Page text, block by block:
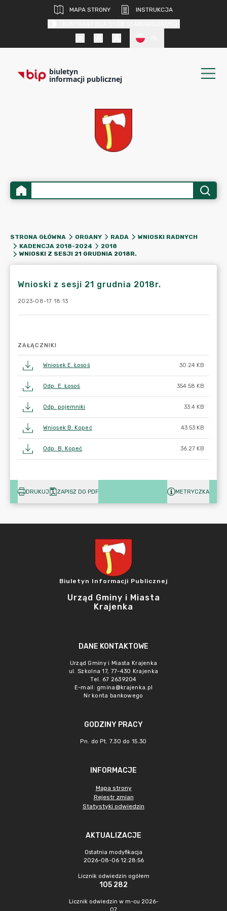
MAPA STRONY
INSTRUKCJA
biuletyn
informacji publicznej
STRONA GŁÓWNA ORGANY RADA
WNIOSKI RADNYCH
KADENCJA 2018-2024
2018
WNIOSKI Z SESJI 21 GRUDNIA 2018R.
Wnioski z sesji 21 grudnia 2018r.
2023-08-17 18:13
ZAŁĄCZNIKI
Wniosek E. Łosoś 30.24 KB
Odp. E. Łosoś 354.58 KB
Odp. pojemniki 33.4 KB
Wniosek B. Kopeć 43.53 KB
Odp. B. Kopeć 36.27 KB
DRUKUJ ZAPISZ DO PDF METRYCZKA
Biuletyn Informacji Publicznej
Urząd Gminy i Miasta
Krajenka
DANE KONTAKTOWE
Urząd Gminy i Miasta Krajenka
ul. Szkolna 17, 77-430 Krajenka
Tel. 67 2639204
E-mail: gmina@krajenka.pl
Nr konta bankowego
GODZINY PRACY
Pn. do Pt. 7.30 do 15.30
INFORMACJE
Mapa strony
Rejestr zmian
Statystyki odwiedzin
AKTUALIZACJE
Ostatnia modyfikacja
2026-08-06 12:28:56
Licznik odwiedzin ogółem
105 282
Licznik odwiedzin w m-cu 2026-